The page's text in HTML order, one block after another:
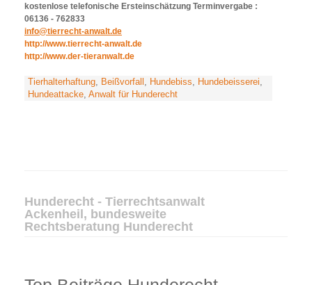
kostenlose telefonische Ersteinschätzung Terminvergabe :
06136 - 762833
info@tierrecht-anwalt.de
http://www.tierrecht-anwalt.de
http://www.der-tieranwalt.de
Tierhalterhaftung, Beißvorfall , Hundebiss, Hundebeisserei,
Hundeattacke, Anwalt für Hunderecht
Hunderecht - Tierrechtsanwalt
Ackenheil, bundesweite
Rechtsberatung Hunderecht